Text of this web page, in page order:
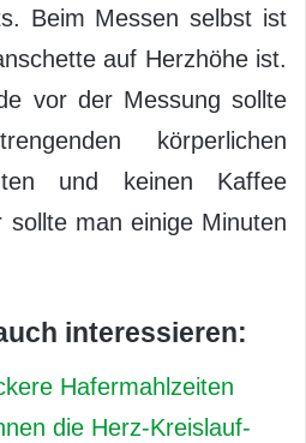
Beim Messen selbst ist
auf Herzhöhe ist.
vor der Messung sollte
körperlichen
und keinen Kaffee
man einige Minuten
interessieren:
Hafermahlzeiten
die Herz-Kreislauf-